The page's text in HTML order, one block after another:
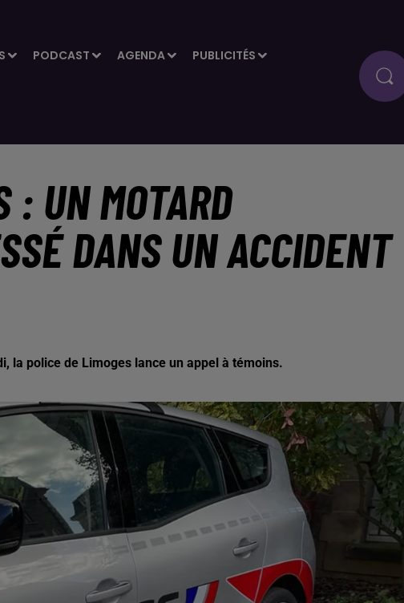
PODCAST AGENDA PUBLICITÉS
: UN MOTARD
DANS UN ACCIDENT
la police de Limoges lance un appel à témoins.